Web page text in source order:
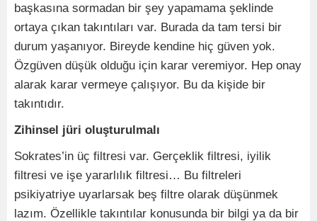
başkasına sormadan bir şey yapamama şeklinde
ortaya çıkan takıntıları var. Burada da tam tersi bir
durum yaşanıyor. Bireyde kendine hiç güven yok.
Özgüven düşük olduğu için karar veremiyor. Hep onay
alarak karar vermeye çalışıyor. Bu da kişide bir
takıntıdır.
Zihinsel jüri oluşturulmalı
Sokrates’in üç filtresi var. Gerçeklik filtresi, iyilik
filtresi ve işe yararlılık filtresi… Bu filtreleri
psikiyatriye uyarlarsak beş filtre olarak düşünmek
lazım. Özellikle takıntılar konusunda bir bilgi ya da bir